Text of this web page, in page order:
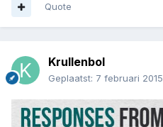
Quote
Krullenbol
Geplaatst: 7 februari 2015